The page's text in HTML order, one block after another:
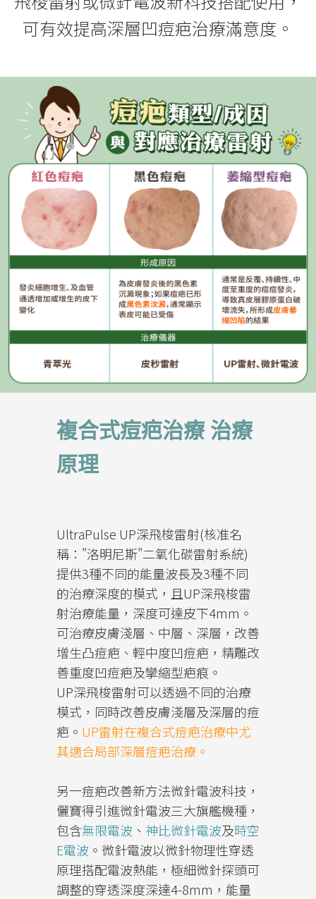
可有效提高深層凹痘疤治療滿意度。
複合式痘疤治療 治療
原理
UltraPulse UP深飛梭雷射(核准名
稱："洛明尼斯"二氧化碳雷射系統)
提供3種不同的能量波長及3種不同
的治療深度的模式，且UP深飛梭雷
射治療能量，深度可達皮下4mm。
可治療皮膚淺層、中層、深層，改善
增生凸痘疤、輕中度凹痘疤，精雕改
善重度凹痘疤及攣縮型疤痕。
UP深飛梭雷射可以透過不同的治療
模式，同時改善皮膚淺層及深層的痘
疤。 UP雷射在複合式痘疤治療中尤
其適合局部深層痘疤治療。
另一痘疤改善新方法微針電波科技，
儷寶得引進微針電波三大旗艦機種，
包含無限電波 、 神比微針電波及時空
E電波 。微針電波以微針物理性穿透
原理搭配電波熱能，極細微針探頭可
調整的穿透深度深達4-8mm，能量